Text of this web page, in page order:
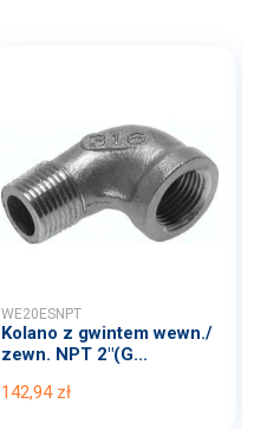
WE20ESNPT
Kolano z gwintem wewn./
zewn. NPT 2"(G...
142,94 zł